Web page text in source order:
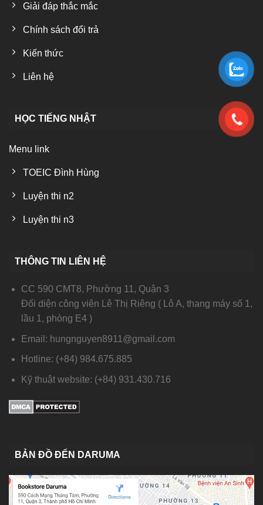
Giải đáp thắc mắc
Chính sách đổi trả
Kiến thức
Liên hệ
HỌC TIẾNG NHẬT
Menu link
TOEIC Đình Hùng
Luyện thi n2
Luyện thi n3
THÔNG TIN LIÊN HỆ
CC 590 CMT8, Phường 11, Quận 3
Đối diện công viên Lê Thị Riêng ( Lô A, thang máy số 1,
lầu 1, phòng E4 )
Email: hungnguyen8911@gmail.com
Hotline: (+84) 984.675.885
Kỹ thuật website: (+84) 931.430.716
BẢN ĐỒ ĐẾN DARUMA